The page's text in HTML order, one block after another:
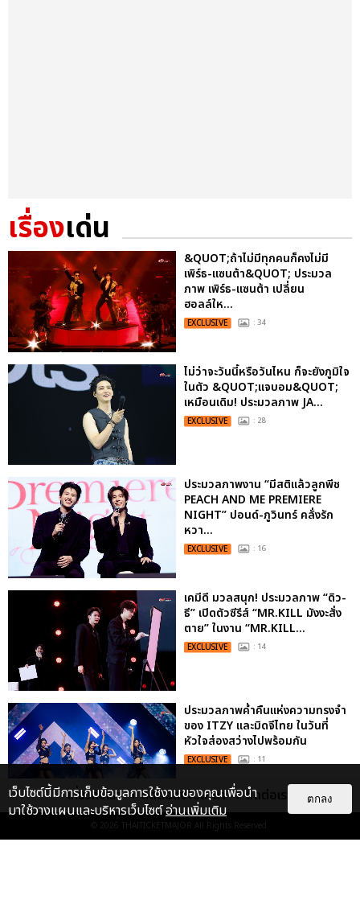
เรื่องเด่น
&QUOT;ถ้าไม่มีทุกคนก็คงไม่มี
เพิร์ธ-แซนต้า&QUOT; ประมวล
ภาพ เพิร์ธ-แซนต้า เปลี่ยน
ฮอลล์ให...
EXCLUSIVE : 34
ไม่ว่าจะวันนี้หรือวันไหน ก็จะยังภูมิใจ
ในตัว &QUOT;แจบอม&QUOT;
เหมือนเดิม! ประมวลภาพ JA...
EXCLUSIVE : 28
ประมวลภาพงาน “มีสติแล้วลูกพีช
PEACH AND ME PREMIERE
NIGHT” ปอนด์-ภูวินทร์ คลั่งรัก
หวา...
EXCLUSIVE : 16
เคมีดี มวลสนุก! ประมวลภาพ “ดิว-
ธี” เปิดตัวซีรีส์ “MR.KILL มังงะสั่ง
ตาย” ในงาน “MR.KILL...
EXCLUSIVE : 14
ประมวลภาพค่ำคืนแห่งความทรงจำ
ของ ITZY และมิดจีไทย ในวันที่
หัวใจส่องสว่างไปพร้อมกัน
EXCLUSIVE : 11
เกี่ยวกับเรา ติดต่อลงโฆษณา ติดต่อเรา
© 2026 THAITICKETMAJOR All Rights Reserved.
เว็บไซต์นี้มีการเก็บข้อมูลการใช้งานของคุณเพื่อนำ
มาใช้วางแผนและบริหารเว็บไซต์อ่านเพิ่มเติม
ตกลง